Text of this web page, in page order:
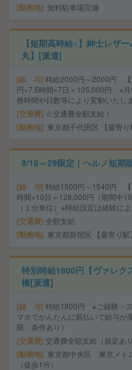
勤務地 無料駐車場完備
【短期高時給○】紳士レザ
丸】[派遣]
給 与 時給2000円～2000円 【
円×7.5時間×7日＝105,000円 ※月
務時間や日数等により変動いたしま
交通費 ☆交通費全額支給！
勤務地 東京都千代田区 【最寄
9/16～29限定｜ヘルノ短期
給 与 時給1500円～1540円
時間×10日＝128,000円（期間中
（１分単位）※時給設定は経験によ
交通費 全額支給
勤務地 東京都新宿区 【最寄り
特別時給1800円【ヴァレ
橋[派遣]
給 与 時給1800円 ※ご経験・
マホでかんたんに前払いで給与が
限、条件あり）
交通費 交通費全額支給（規定あり
勤務地
東京都中央区 東京メト
（徒歩1分）